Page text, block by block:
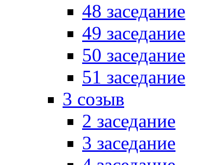
48 заседание
49 заседание
50 заседание
51 заседание
3 созыв
2 заседание
3 заседание